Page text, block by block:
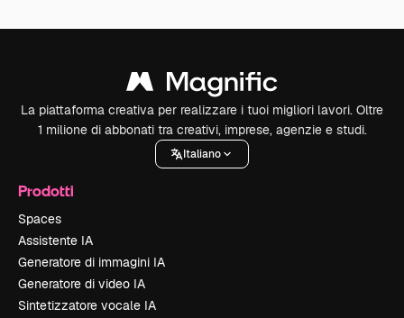
La piattaforma creativa per realizzare i tuoi migliori lavori. Oltre
1 milione di abbonati tra creativi, imprese, agenzie e studi.
Italiano
Prodotti
Spaces
Assistente IA
Generatore di immagini IA
Generatore di video IA
Sintetizzatore vocale IA